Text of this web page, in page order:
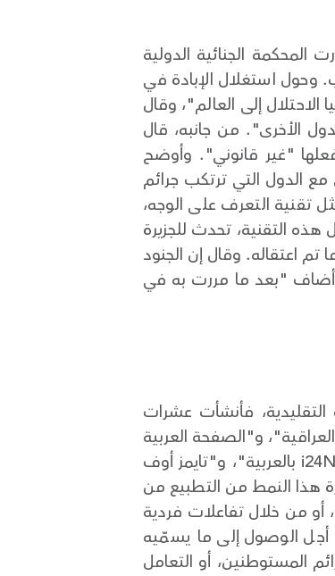
المحكمة الجنائية الدولية
وحول استغلال الإبادة في
إلى العالم"، وقال
الأخرى". من جانبه، قال
"غير قانوني". وأوضح
مع الدول التي ترتكب جرائم
تقنية التعرف على الوجه،
التقنية، تحدث للجزيرة
فلسطيني سابق، اكتشف حجم المراقبة الإسرائيلية في ديسمبر/كانون الأول 2023 عندما تم اعتقاله. وقال إن الجنود
وأضاف "بعد ما مررت به في
فأنشأت عشرات
و"الصفحة العربية
للمتحدّث باسم الجيش الإسرائيلي"، و"أفيخاي أدرعي"، و"أخبار الجيش الإسرائيلي بالعربية"، و"i24NEWS Arabic بالعربية"، و"تايمز أوف
هذا النمط من التطبيع من
أو من خلال تفاعلات فردية
الوصول إلى ما يسمّيه
المستوطنين، أو التعامل